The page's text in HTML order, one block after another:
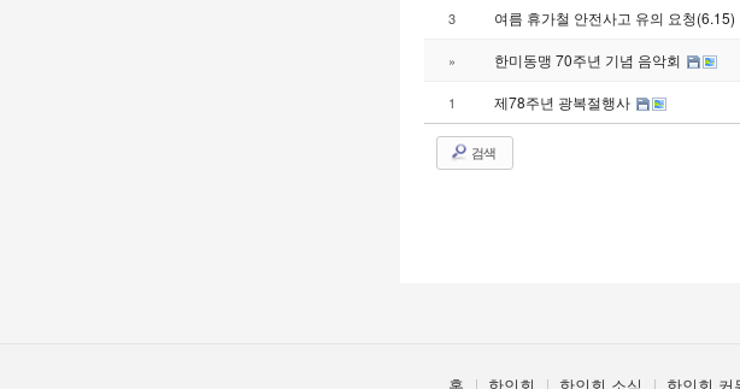
3 여름 휴가철 안전사고 유의 요청(6.15)
» 한미동맹 70주년 기념 음악회
1 제78주년 광복절행사
검색